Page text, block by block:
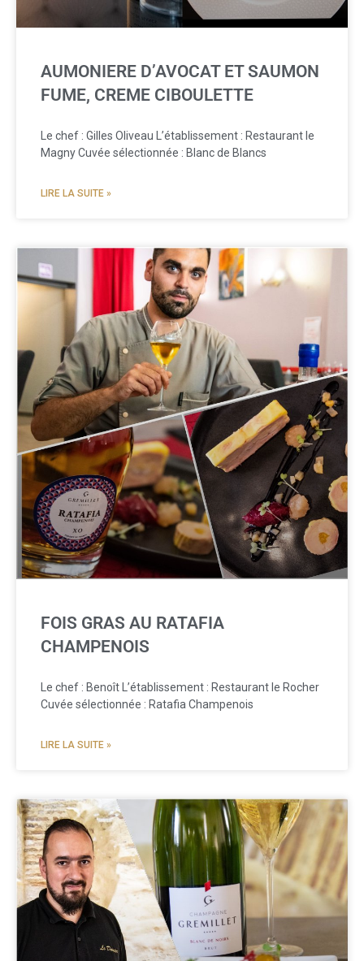
AUMONIERE D’AVOCAT ET SAUMON
FUME, CREME CIBOULETTE
Le chef : Gilles Oliveau L’établissement : Restaurant le
Magny Cuvée sélectionnée : Blanc de Blancs
LIRE LA SUITE »
FOIS GRAS AU RATAFIA
CHAMPENOIS
Le chef : Benoît L’établissement : Restaurant le Rocher
Cuvée sélectionnée : Ratafia Champenois
LIRE LA SUITE »